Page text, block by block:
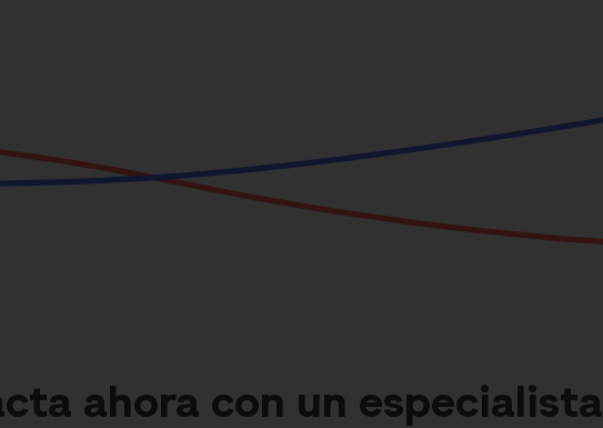
ahora con un especialista